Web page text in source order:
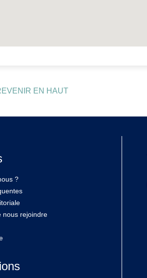
EN HAUT
?
nous rejoindre